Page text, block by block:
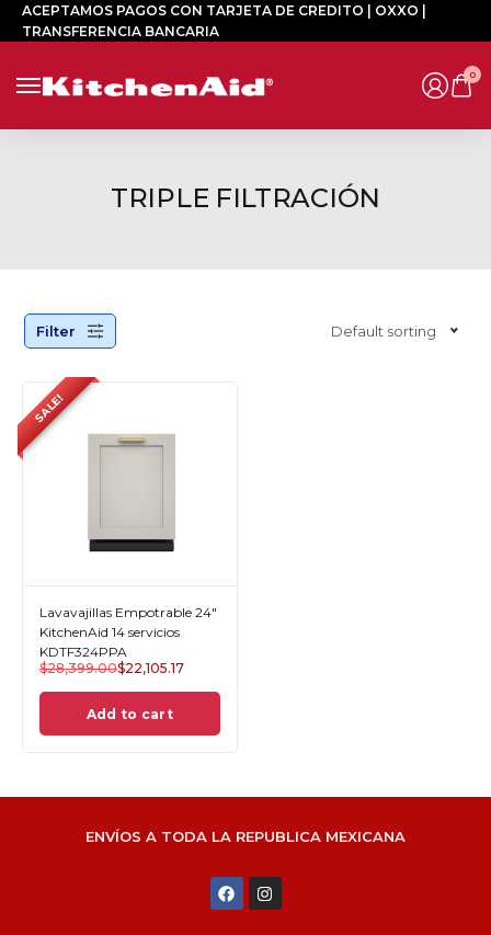
ACEPTAMOS PAGOS CON TARJETA DE CREDITO | OXXO |
TRANSFERENCIA BANCARIA
0
TRIPLE FILTRACIÓN
Filter Default sorting
SALE!
Lavavajillas Empotrable 24"
KitchenAid 14 servicios
KDTF324PPA
$28,399.00$22,105.17
Add to cart
ENVÍOS A TODA LA REPUBLICA MEXICANA